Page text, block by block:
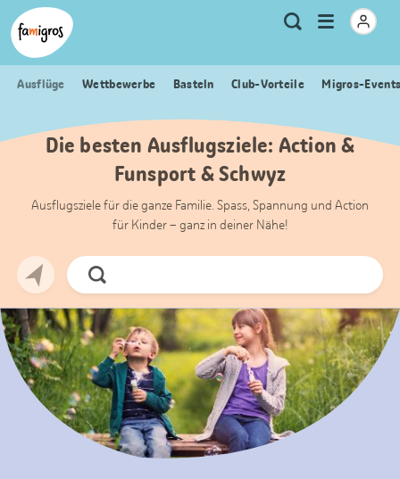
Sprungmarken
Navigation
Header
Logo
Meta
Navigation
Suche
Menu
öffnen
Ausflüge Wettbewerbe Basteln Club-Vorteile Migros-
Die besten Ausflugsziele: Action &
Funsport & Schwyz
Ausflugsziele für die ganze Familie. Spass, Spannung und Action
für Kinder – ganz in deiner Nähe!
Jetzt
Suchen